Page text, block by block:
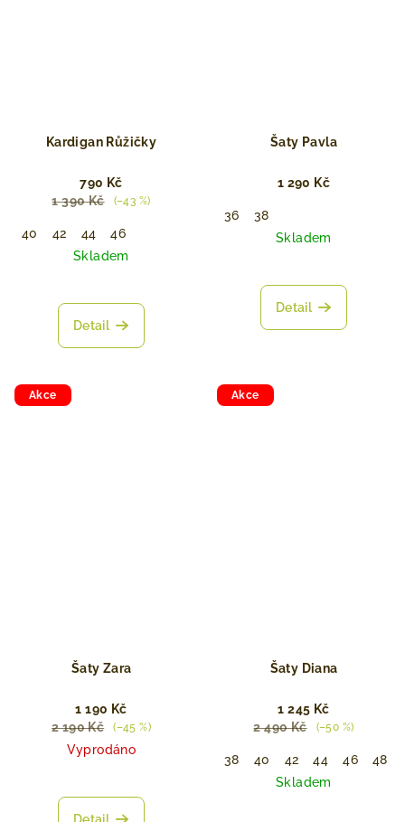
Kardigan Růžičky
790 Kč
1 390 Kč
(–43 %)
40 42 44
46
Skladem
Detail
Šaty Pavla
1 290 Kč
36
38
Skladem
Detail
Akce
Šaty Zara
1 190 Kč
2 190 Kč
(–45 %)
Vyprodáno
Akce
Šaty Diana
1 245 Kč
2 490 Kč
(–50 %)
38 40 42 44 46 48
Skladem